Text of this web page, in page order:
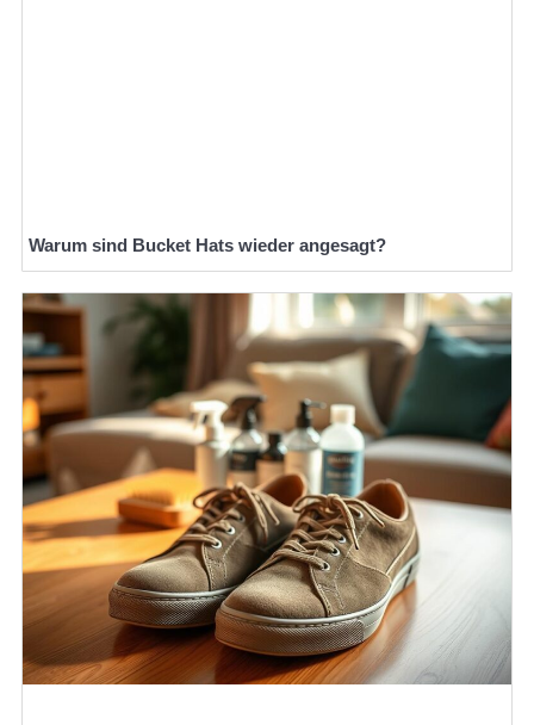
Warum sind Bucket Hats wieder angesagt?